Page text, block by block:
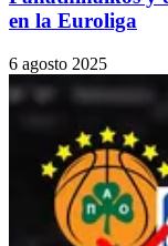
en la Euroliga
6 agosto 2025